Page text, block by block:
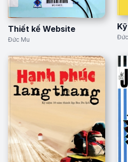
Thiết kế Website
Đức Mu